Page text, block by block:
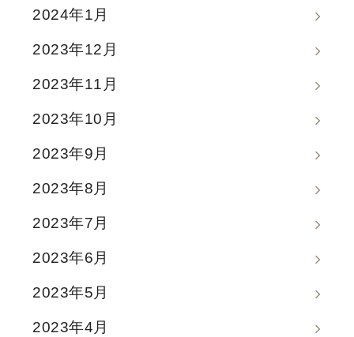
2024年1月
2023年12月
2023年11月
2023年10月
2023年9月
2023年8月
2023年7月
2023年6月
2023年5月
2023年4月